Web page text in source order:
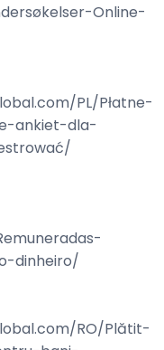
Online-
PL/Płatne-
ankiet-dla-
/
dinheiro/
RO/Plătit-